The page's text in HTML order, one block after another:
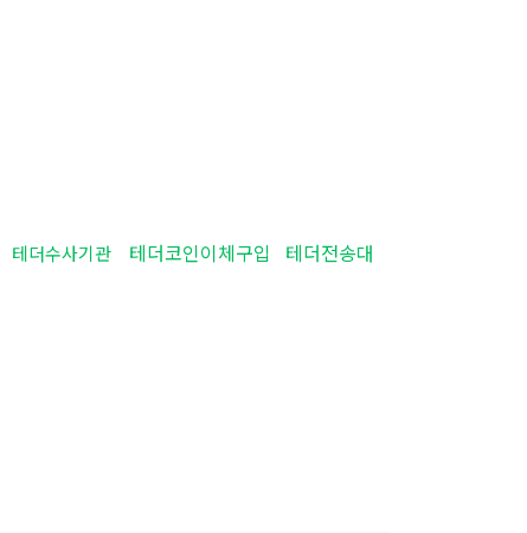
테더수사기관 테더코인이체구입
테더전송대